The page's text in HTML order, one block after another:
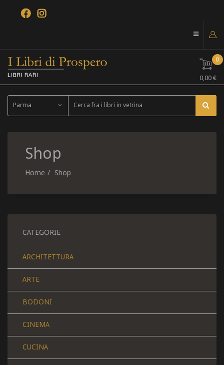
0
0,00 €
Parma
Shop
Home Shop
CATEGORIE
ARCHITETTURA
ARTE
BODONI
CINEMA
CUCINA